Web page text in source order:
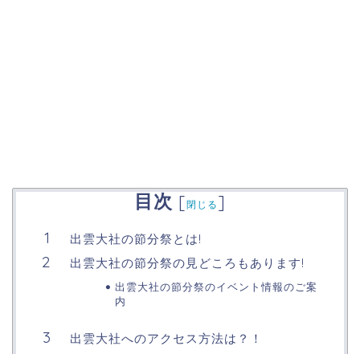
目次 [閉じる ]
出雲大社の節分祭とは!
出雲大社の節分祭の見どころもあります!
出雲大社の節分祭のイベント情報のご案
内
出雲大社へのアクセス方法は？！